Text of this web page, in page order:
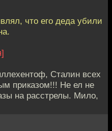
что его деда убили
Сталин всех
приказом!!! Не ел не
на расстрелы. Мило,